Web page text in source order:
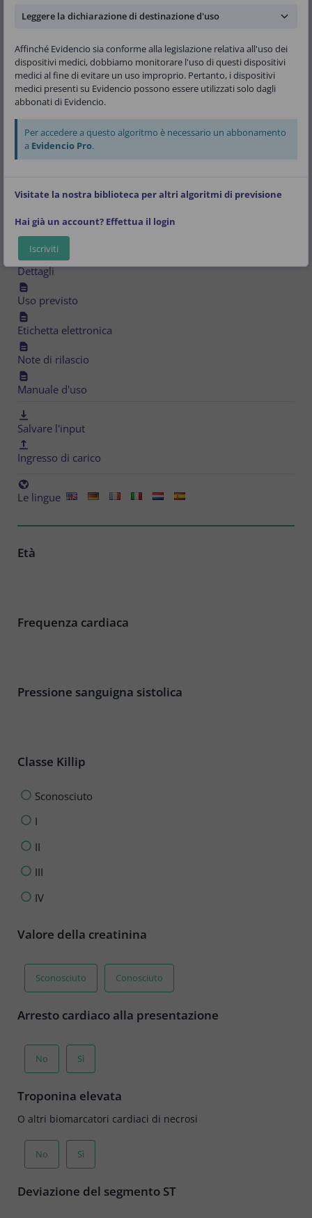
Shaun G. Goodman, Marcus D. Flather, Frederick
A. Anderson Jr. , Christopher B. Granger
Pubblico Cardiologia Algoritmo R-Script
V-2.9-2509.24.05.31
Algoritmo
Dettagli
Uso previsto
Etichetta elettronica
Note di rilascio
Manuale d'uso
Salvare l'input
Ingresso di carico
Le lingue
Età
Frequenza cardiaca
Pressione sanguigna sistolica
Classe Killip
Sconosciuto
I
II
III
IV
Valore della creatinina
Sconosciuto Conosciuto
Arresto cardiaco alla presentazione
No Sì
Troponina elevata
O altri biomarcatori cardiaci di necrosi
No Sì
Deviazione del segmento ST
Leggere la dichiarazione di destinazione d'uso
Affinché Evidencio sia conforme alla legislazione relativa all'uso dei
dispositivi medici, dobbiamo monitorare l'uso di questi dispositivi
medici al fine di evitare un uso improprio. Pertanto, i dispositivi
medici presenti su Evidencio possono essere utilizzati solo dagli
abbonati di Evidencio.
Per accedere a questo algoritmo è necessario un abbonamento
a Evidencio Pro.
Visitate la nostra biblioteca per altri algoritmi di previsione
Hai già un account? Effettua il login
Iscriviti